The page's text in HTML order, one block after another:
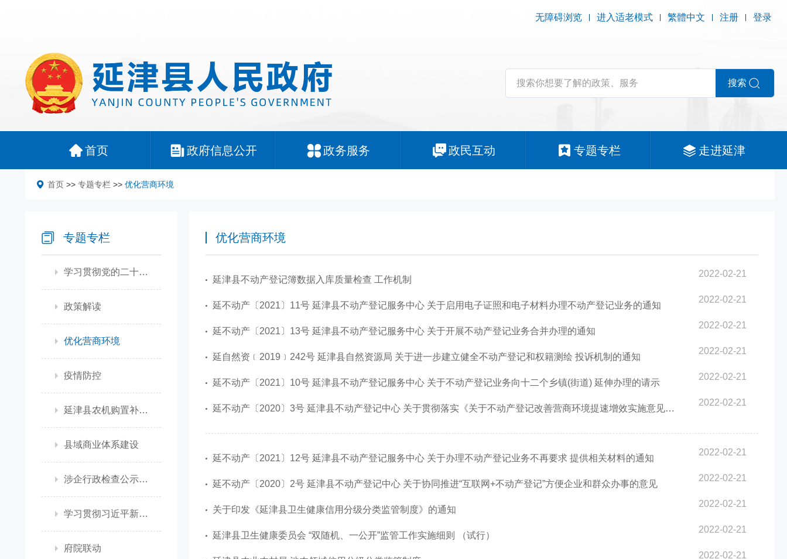
无障碍浏览 进入适老模式 繁體中文 注册 登录
搜索
首页 政府信息公开 政务服务 政民互动 专题专栏 走进延津
首页 >> 专题专栏 >> 优化营商环境
专题专栏
学习贯彻党的二十大精神
政策解读
优化营商环境
疫情防控
延津县农机购置补贴政策信息公开专栏
县域商业体系建设
涉企行政检查公示专栏
学习贯彻习近平新时代中国特色社会主义思想
府院联动
优化营商环境
延津县不动产登记簿数据入库质量检查 工作机制
2022-02-21
延不动产〔2021〕11号 延津县不动产登记服务中心 关于启用电子证照和电子材料办理不动产登记业务的通知
2022-02-21
延不动产〔2021〕13号 延津县不动产登记服务中心 关于开展不动产登记业务合并办理的通知
2022-02-21
延自然资﹝2019﹞242号 延津县自然资源局 关于进一步建立健全不动产登记和权籍测绘 投诉机制的通知
2022-02-21
延不动产〔2021〕10号 延津县不动产登记服务中心 关于不动产登记业务向十二个乡镇(街道) 延伸办理的请示
2022-02-21
延不动产〔2020〕3号 延津县不动产登记中心 关于贯彻落实《关于不动产登记改善营商环境提速增效实施意见》的通知
2022-02-21
延不动产〔2021〕12号 延津县不动产登记服务中心 关于办理不动产登记业务不再要求 提供相关材料的通知
2022-02-21
延不动产〔2020〕2号 延津县不动产登记中心 关于协同推进“互联网+不动产登记”方便企业和群众办事的意见
2022-02-21
关于印发《延津县卫生健康信用分级分类监管制度》的通知
2022-02-21
延津县卫生健康委员会 “双随机、一公开”监管工作实施细则 （试行）
2022-02-21
2022-02-21